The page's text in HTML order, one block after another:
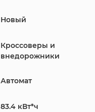
Новый
Кроссоверы и
внедорожники
Автомат
83.4 кВт*ч